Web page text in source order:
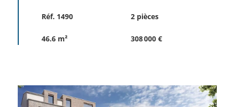
Réf. 1490 2 pièces
46.6 m² 308 000 €